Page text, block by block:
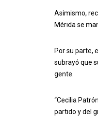
Asimismo,
Mérida se
Por su parte,
subrayó que
gente.
“Cecilia
partido y del